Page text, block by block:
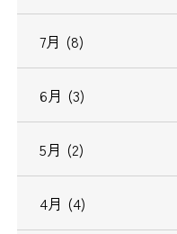
7月 (8)
6月 (3)
5月 (2)
4月 (4)